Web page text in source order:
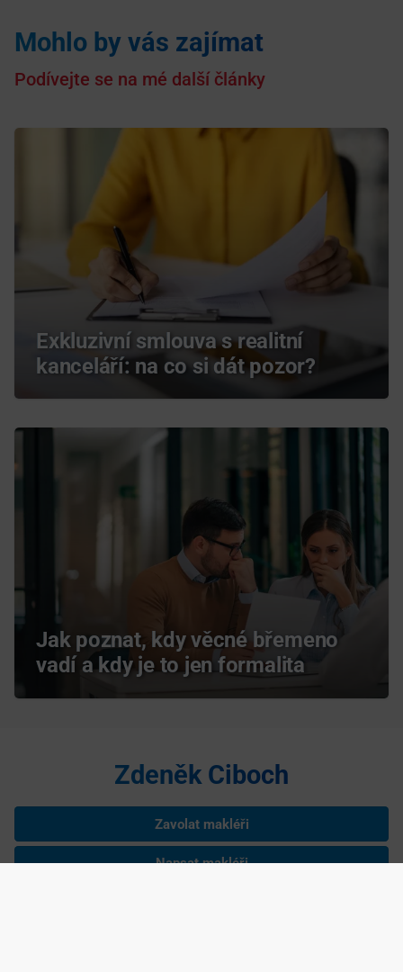
Mohlo by vás zajímat
Podívejte se na mé další články
Exkluzivní smlouva s realitní
kanceláří: na co si dát pozor?
Jak poznat, kdy věcné břemeno
vadí a kdy je to jen formalita
Zdeněk Ciboch
Zavolat makléři
Napsat makléři